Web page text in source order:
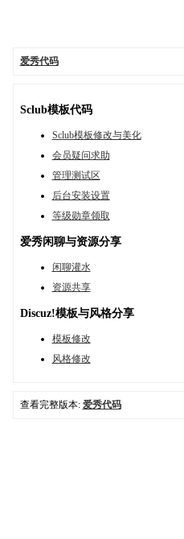
爱秀代码
Sclub模板代码
Sclub模板修改与美化
会员疑问求助
管理测试区
后台安装设置
等级勋章领取
爱秀闲聊与资源分享
闲聊灌水
资源共享
Discuz!模板与风格分享
模板修改
风格修改
查看完整版本: 爱秀代码